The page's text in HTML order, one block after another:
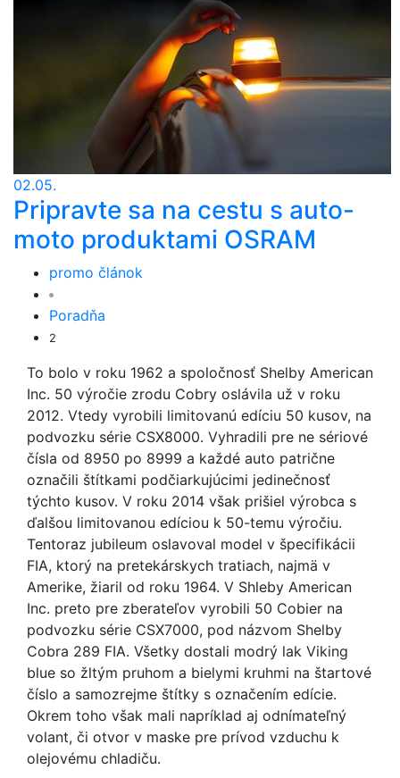
02.05.
Pripravte sa na cestu s auto-
moto produktami OSRAM
promo článok
Poradňa
2
To bolo v roku 1962 a spoločnosť Shelby American
Inc. 50 výročie zrodu Cobry oslávila už v roku
2012. Vtedy vyrobili limitovanú edíciu 50 kusov, na
podvozku série CSX8000. Vyhradili pre ne sériové
čísla od 8950 po 8999 a každé auto patrične
označili štítkami podčiarkujúcimi jedinečnosť
týchto kusov. V roku 2014 však prišiel výrobca s
ďalšou limitovanou edíciou k 50-temu výročiu.
Tentoraz jubileum oslavoval model v špecifikácii
FIA, ktorý na pretekárskych tratiach, najmä v
Amerike, žiaril od roku 1964. V Shleby American
Inc. preto pre zberateľov vyrobili 50 Cobier na
podvozku série CSX7000, pod názvom Shelby
Cobra 289 FIA. Všetky dostali modrý lak Viking
blue so žltým pruhom a bielymi kruhmi na štartové
číslo a samozrejme štítky s označením edície.
Okrem toho však mali napríklad aj odnímateľný
volant, či otvor v maske pre prívod vzduchu k
olejovému chladiču.